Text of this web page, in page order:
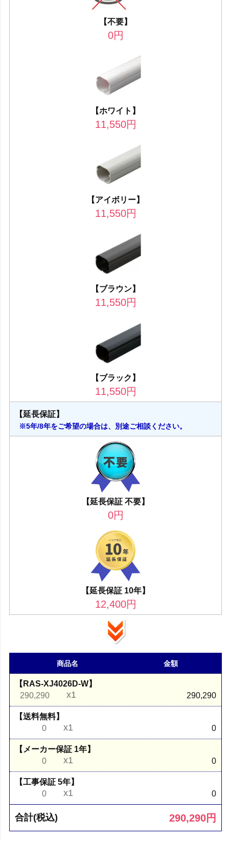
【不要】
0円
【ホワイト】
11,550円
【アイボリー】
11,550円
【ブラウン】
11,550円
【ブラック】
11,550円
【延長保証】
※5年/8年をご希望の場合は、別途ご相談ください。
【延長保証 不要】
0円
【延長保証 10年】
12,400円
商品名 金額
【RAS-XJ4026D-W】
290,290
x1 290,290
【送料無料】
0
x1 0
【メーカー保証 1年】
0
x1 0
【工事保証 5年】
0
x1 0
合計(税込) 290,290円